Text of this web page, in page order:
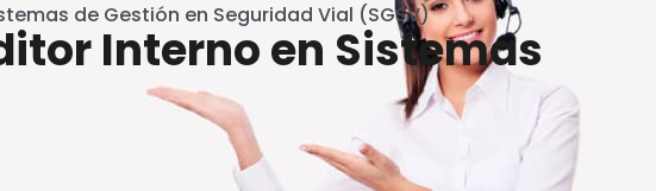
de Gestión en Seguridad Vial (SGSV)
Interno en Sistemas